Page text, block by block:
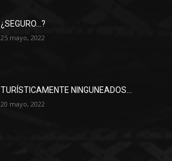
¿SEGURO…?
25 mayo, 2022
TURÍSTICAMENTE NINGUNEADOS…
20 mayo, 2022